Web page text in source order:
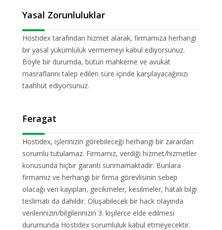
Yasal Zorunluluklar
Hostidex tarafından hizmet alarak, firmamıza herhangi
bir yasal yükümlülük vermemeyi kabul ediyorsunuz.
Böyle bir durumda, bütün mahkeme ve avukat
masraflarını talep edilen süre içinde karşılayacağınızı
taahhüt ediyorsunuz.
Feragat
Hostidex, işlerinizin görebileceği herhangi bir zarardan
sorumlu tutulamaz. Firmamız, verdiği hizmet/hizmetler
konusunda hiçbir garanti sunmamaktadır. Bunlara
firmamız ve herhangi bir firma görevlisinin sebep
olacağı veri kayıpları, gecikmeler, kesilmeler, hatalı bilgi
teslimatı da dahildir. Oluşabilecek bir hack olayında
verilerinizin/bilgilerinizin 3. kişilerce elde edilmesi
durumunda Hostidex sorumluluk kabul etmeyecektir.